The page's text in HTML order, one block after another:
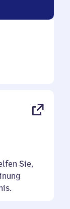
Sie,